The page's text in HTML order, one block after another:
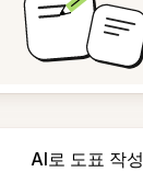
AI로 도표 작성